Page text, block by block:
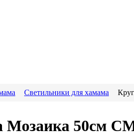
Светильники для хамама
Мозаика 50см